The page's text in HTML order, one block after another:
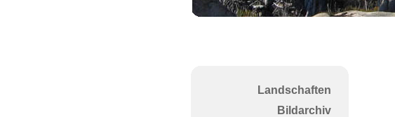
Landschaften
Bildarchiv